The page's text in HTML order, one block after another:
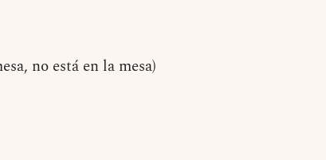
no está en la mesa)